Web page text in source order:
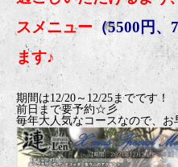
スメニュー（5500円、
ます♪
期間は12/20～12/25までです！
前日まで要予約☆彡
毎年大人気なコースなので、